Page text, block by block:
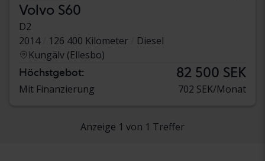
Volvo S60
D2
2014
126 400 Kilometer
Diesel
Kungälv (Ellesbo)
Höchstgebot: 82 500 SEK
Mit Finanzierung 702 SEK/Monat
Anzeige 1 von 1 Treffer